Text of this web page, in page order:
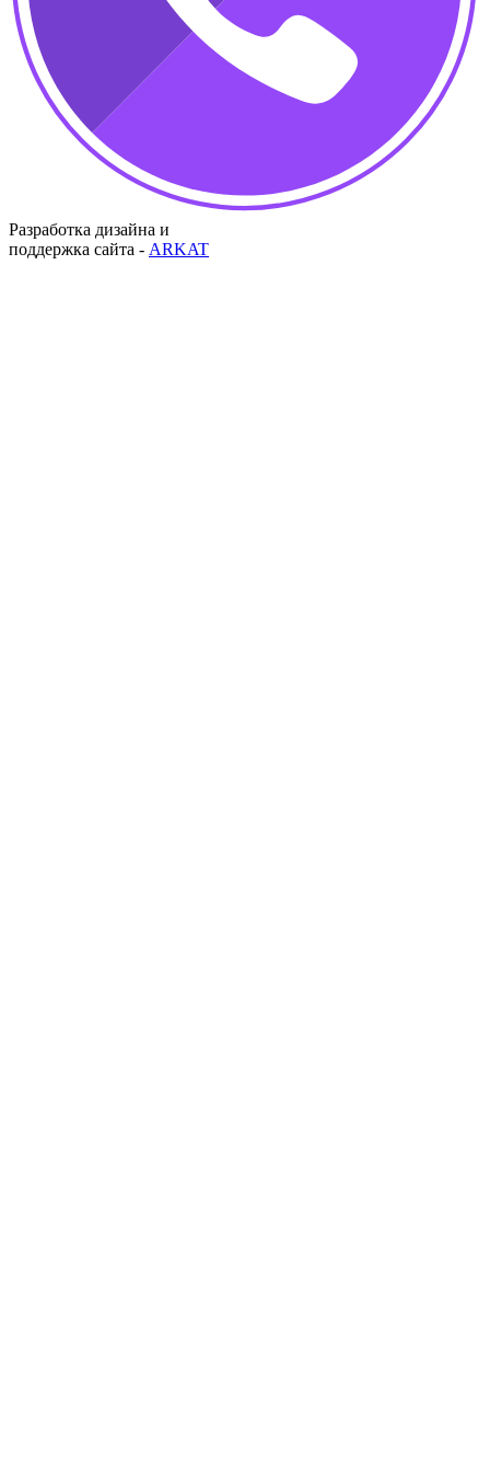
Разработка дизайна и
поддержка сайта - ARKAT